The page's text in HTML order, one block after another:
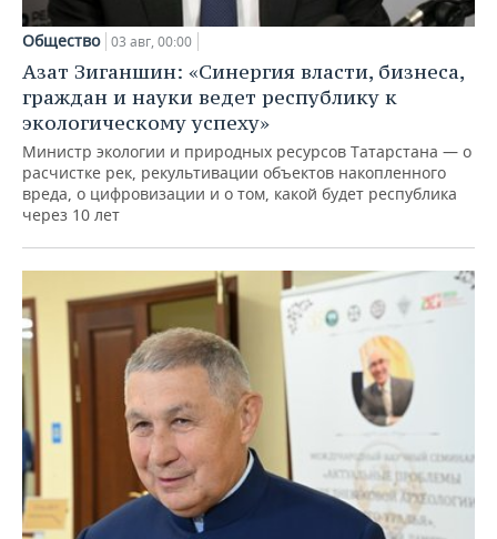
Общество 03 авг, 00:00
Азат Зиганшин: «Синергия власти, бизнеса,
граждан и науки ведет республику к
экологическому успеху»
Министр экологии и природных ресурсов Татарстана — о
расчистке рек, рекультивации объектов накопленного
вреда, о цифровизации и о том, какой будет республика
через 10 лет